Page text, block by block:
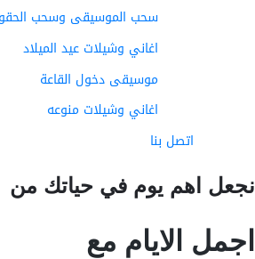
سحب الموسيقى وسحب الحقوق
اغاني وشيلات عيد الميلاد
موسيقى دخول القاعة
اغاني وشيلات منوعه
اتصل بنا
اهم يوم في حياتك من
الايام مع